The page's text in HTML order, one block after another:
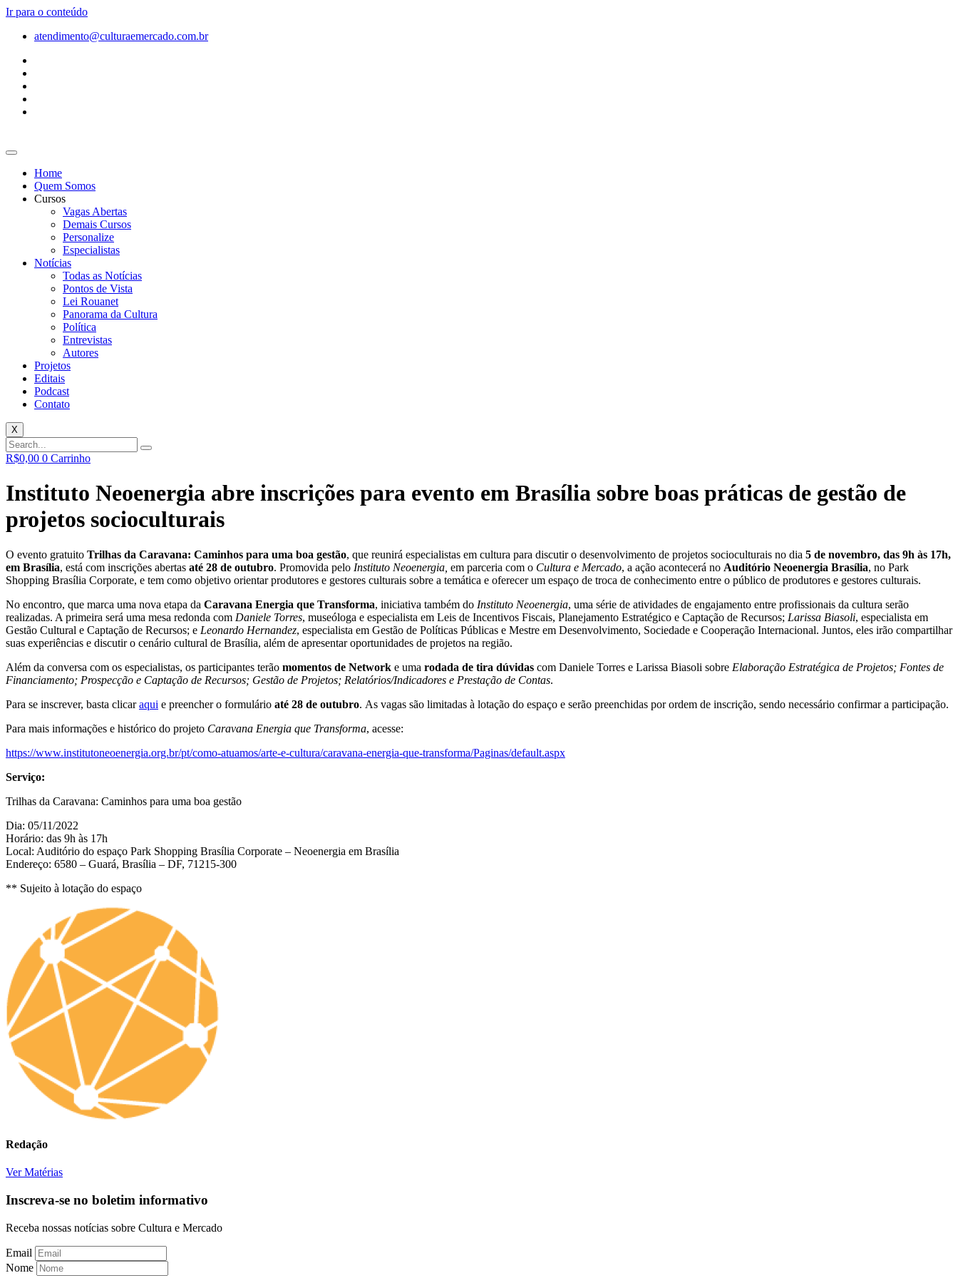
Ir para o conteúdo
atendimento@culturaemercado.com.br
Home
Quem Somos
Cursos
Vagas Abertas
Demais Cursos
Personalize
Especialistas
Notícias
Todas as Notícias
Pontos de Vista
Lei Rouanet
Panorama da Cultura
Política
Entrevistas
Autores
Projetos
Editais
Podcast
Contato
X
R$0,00 0 Carrinho
Instituto Neoenergia abre inscrições para evento em Brasília sobre boas práticas de gestão de
projetos socioculturais
O evento gratuito Trilhas da Caravana: Caminhos para uma boa gestão, que reunirá especialistas em cultura para discutir o desenvolvimento de projetos socioculturais no dia 5 de novembro, das 9h às 17h,
em Brasília, está com inscrições abertas até 28 de outubro. Promovida pelo Instituto Neoenergia, em parceria com o Cultura e Mercado, a ação acontecerá no Auditório Neoenergia Brasília, no Park
Shopping Brasília Corporate, e tem como objetivo orientar produtores e gestores culturais sobre a temática e oferecer um espaço de troca de conhecimento entre o público de produtores e gestores culturais.
No encontro, que marca uma nova etapa da Caravana Energia que Transforma, iniciativa também do Instituto Neoenergia, uma série de atividades de engajamento entre profissionais da cultura serão
realizadas. A primeira será uma mesa redonda com Daniele Torres, museóloga e especialista em Leis de Incentivos Fiscais, Planejamento Estratégico e Captação de Recursos; Larissa Biasoli, especialista em
Gestão Cultural e Captação de Recursos; e Leonardo Hernandez, especialista em Gestão de Políticas Públicas e Mestre em Desenvolvimento, Sociedade e Cooperação Internacional. Juntos, eles irão compartilhar
suas experiências e discutir o cenário cultural de Brasília, além de apresentar oportunidades de projetos na região.
Além da conversa com os especialistas, os participantes terão momentos de Network e uma rodada de tira dúvidas com Daniele Torres e Larissa Biasoli sobre Elaboração Estratégica de Projetos; Fontes de
Financiamento; Prospecção e Captação de Recursos; Gestão de Projetos; Relatórios/Indicadores e Prestação de Contas.
Para se inscrever, basta clicaraqui e preencher o formulário até 28 de outubro. As vagas são limitadas à lotação do espaço e serão preenchidas por ordem de inscrição, sendo necessário confirmar a participação.
Para mais informações e histórico do projeto Caravana Energia que Transforma, acesse:
https://www.institutoneoenergia.org.br/pt/como-atuamos/arte-e-cultura/caravana-energia-que-transforma/Paginas/default.aspx
Serviço:
Trilhas da Caravana: Caminhos para uma boa gestão
Dia: 05/11/2022
Horário: das 9h às 17h
Local: Auditório do espaço Park Shopping Brasília Corporate – Neoenergia em Brasília
Endereço: 6580 – Guará, Brasília – DF, 71215-300
** Sujeito à lotação do espaço
Redação
Ver Matérias
Inscreva-se no boletim informativo
Receba nossas notícias sobre Cultura e Mercado
Email
Nome